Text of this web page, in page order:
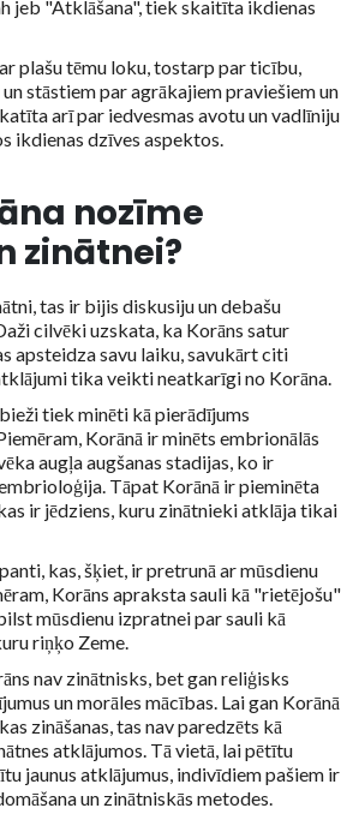
jeb "Atklāšana", tiek skaitīta ikdienas
plašu tēmu loku, tostarp par ticību,
stāstiem par agrākajiem praviešiem un
arī par iedvesmas avotu un vadlīniju
ikdienas dzīves aspektos.
nozīme
zinātnei?
tas ir bijis diskusiju un debašu
cilvēki uzskata, ka Korāns satur
apsteidza savu laiku, savukārt citi
tika veikti neatkarīgi no Korāna.
tiek minēti kā pierādījums
Korānā ir minēts embrionālās
augļa augšanas stadijas, ko ir
Tāpat Korānā ir pieminēta
ir jēdziens, kuru zinātnieki atklāja tikai
kas, šķiet, ir pretrunā ar mūsdienu
Korāns apraksta sauli kā "rietējošu"
mūsdienu izpratnei par sauli kā
riņķo Zeme.
nav zinātnisks, bet gan reliģisks
un morāles mācības. Lai gan Korānā
zināšanas, tas nav paredzēts kā
atklājumos. Tā vietā, lai pētītu
jaunus atklājumus, indivīdiem pašiem ir
un zinātniskās metodes.